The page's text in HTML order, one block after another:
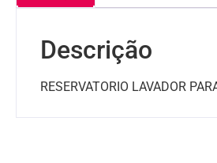
Descrição
RESERVATORIO LAVADOR